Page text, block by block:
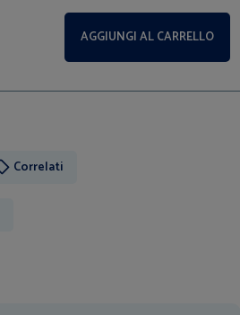
AGGIUNGI AL CARRELLO
Correlati